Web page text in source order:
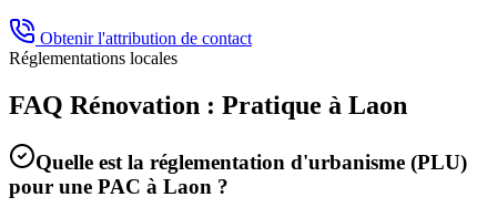
Obtenir l'attribution de contact
Réglementations locales
FAQ Rénovation : Pratique à Laon
Quelle est la réglementation d'urbanisme (PLU)
pour une PAC à Laon ?